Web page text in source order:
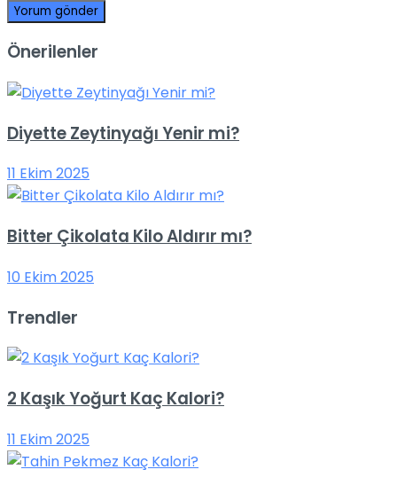
Önerilenler
Diyette Zeytinyağı Yenir mi?
11 Ekim 2025
Bitter Çikolata Kilo Aldırır mı?
10 Ekim 2025
Trendler
2 Kaşık Yoğurt Kaç Kalori?
11 Ekim 2025